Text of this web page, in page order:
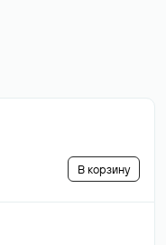
В корзину